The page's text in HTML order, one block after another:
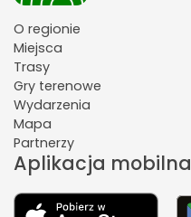
O regionie
Miejsca
Trasy
Gry terenowe
Wydarzenia
Mapa
Partnerzy
Aplikacja mobilna